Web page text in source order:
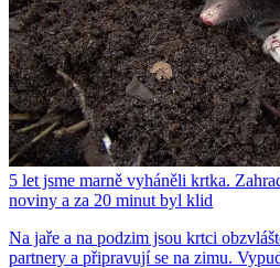
5 let jsme marně vyháněli krtka.
noviny a za 20 minut byl klid
Na jaře a na podzim jsou krtci
partnery a připravují se na zimu.